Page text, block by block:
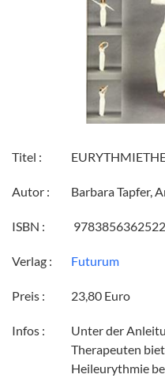
Titel :
Autor : Barbara Tapfer,
ISBN : ‎ 9783856362522
Verlag : Futurum
Preis : 23,80 Euro
Infos :
Unter der
Therapeuten
Heileurythmie